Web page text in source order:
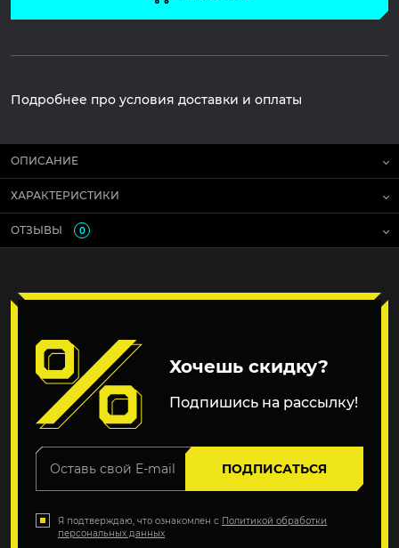
Подробнее про условия доставки и оплаты
ОПИСАНИЕ
ХАРАКТЕРИСТИКИ
ОТЗЫВЫ 0
Хочешь скидку?
Подпишись на рассылку!
ПОДПИСАТЬСЯ
Я подтверждаю, что ознакомлен с Политикой обработки
персональных данных